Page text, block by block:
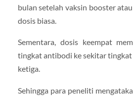
bulan setelah vaksin booster
dosis biasa.
Sementara, dosis keempat
tingkat antibodi ke sekitar tingkat
ketiga.
Sehingga para peneliti